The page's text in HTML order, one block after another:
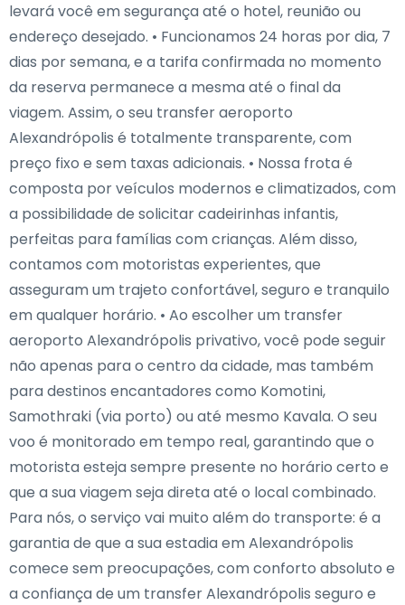
levará você em segurança até o hotel, reunião ou
endereço desejado. • Funcionamos 24 horas por dia, 7
dias por semana, e a tarifa confirmada no momento
da reserva permanece a mesma até o final da
viagem. Assim, o seu transfer aeroporto
Alexandrópolis é totalmente transparente, com
preço fixo e sem taxas adicionais. • Nossa frota é
composta por veículos modernos e climatizados, com
a possibilidade de solicitar cadeirinhas infantis,
perfeitas para famílias com crianças. Além disso,
contamos com motoristas experientes, que
asseguram um trajeto confortável, seguro e tranquilo
em qualquer horário. • Ao escolher um transfer
aeroporto Alexandrópolis privativo, você pode seguir
não apenas para o centro da cidade, mas também
para destinos encantadores como Komotini,
Samothraki (via porto) ou até mesmo Kavala. O seu
voo é monitorado em tempo real, garantindo que o
motorista esteja sempre presente no horário certo e
que a sua viagem seja direta até o local combinado.
Para nós, o serviço vai muito além do transporte: é a
garantia de que a sua estadia em Alexandrópolis
comece sem preocupações, com conforto absoluto e
a confiança de um transfer Alexandrópolis seguro e